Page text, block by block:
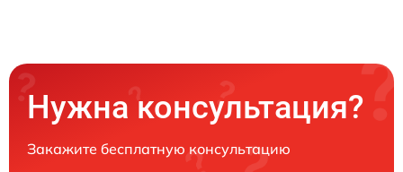
Нужна консультация?
Закажите бесплатную консультацию